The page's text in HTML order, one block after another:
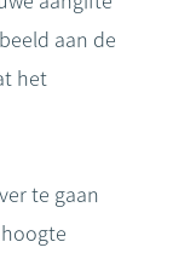
aan de
het
te gaan